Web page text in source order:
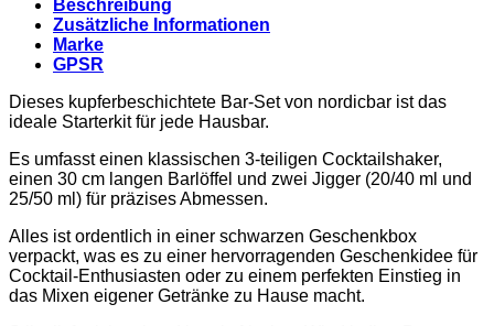
Beschreibung
Zusätzliche Informationen
Marke
GPSR
Dieses kupferbeschichtete Bar-Set von nordicbar ist das
ideale Starterkit für jede Hausbar.
Es umfasst einen klassischen 3-teiligen Cocktailshaker,
einen 30 cm langen Barlöffel und zwei Jigger (20/40 ml und
25/50 ml) für präzises Abmessen.
Alles ist ordentlich in einer schwarzen Geschenkbox
verpackt, was es zu einer hervorragenden Geschenkidee für
Cocktail-Enthusiasten oder zu einem perfekten Einstieg in
das Mixen eigener Getränke zu Hause macht.